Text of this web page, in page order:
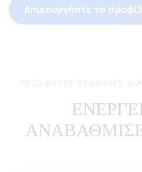
Δημιουργήστε το προφίλ